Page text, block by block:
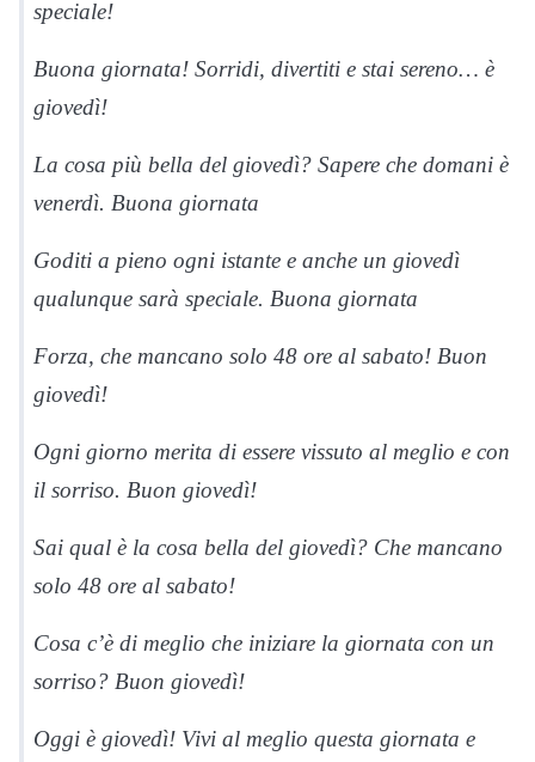
speciale!
Buona giornata! Sorridi, divertiti e stai sereno… è
giovedì!
La cosa più bella del giovedì? Sapere che domani è
venerdì. Buona giornata
Goditi a pieno ogni istante e anche un giovedì
qualunque sarà speciale. Buona giornata
Forza, che mancano solo 48 ore al sabato! Buon
giovedì!
Ogni giorno merita di essere vissuto al meglio e con
il sorriso. Buon giovedì!
Sai qual è la cosa bella del giovedì? Che mancano
solo 48 ore al sabato!
Cosa c’è di meglio che iniziare la giornata con un
sorriso? Buon giovedì!
Oggi è giovedì! Vivi al meglio questa giornata e